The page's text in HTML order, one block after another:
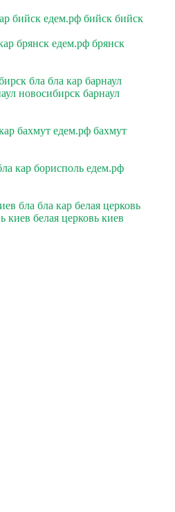
бийск едем.рф бийск бийск
брянск едем.рф брянск
бла бла кар барнаул
новосибирск барнаул
бахмут едем.рф бахмут
кар борисполь едем.рф
бла бла кар белая церковь
киев белая церковь киев